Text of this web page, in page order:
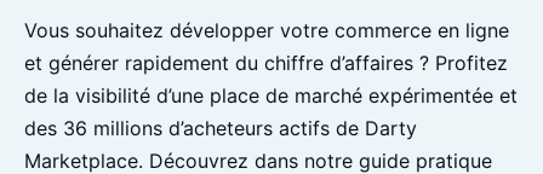
Vous souhaitez développer votre commerce en ligne
et générer rapidement du chiffre d’affaires ? Profitez
de la visibilité d’une place de marché expérimentée et
des 36 millions d’acheteurs actifs de Darty
Marketplace. Découvrez dans notre guide pratique